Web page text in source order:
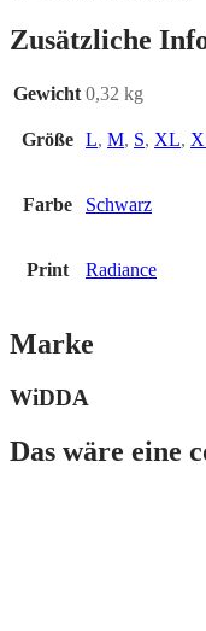
Zusätzliche
Gewicht 0,32 kg
Größe L, M, S, XL,
Farbe Schwarz
Print Radiance
Marke
WiDDA
Das wäre eine